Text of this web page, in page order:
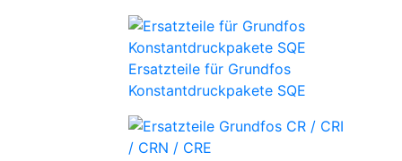
Ersatzteile für Grundfos
Konstantdruckpakete SQE